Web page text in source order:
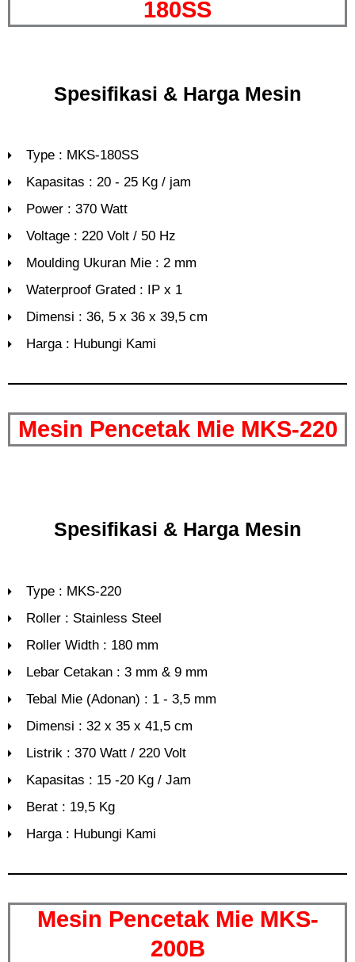
180SS
Spesifikasi & Harga Mesin
Type : MKS-180SS
Kapasitas : 20 - 25 Kg / jam
Power : 370 Watt
Voltage : 220 Volt / 50 Hz
Moulding Ukuran Mie : 2 mm
Waterproof Grated : IP x 1
Dimensi : 36, 5 x 36 x 39,5 cm
Harga : Hubungi Kami
Mesin Pencetak Mie MKS-220
Spesifikasi & Harga Mesin
Type : MKS-220
Roller : Stainless Steel
Roller Width : 180 mm
Lebar Cetakan : 3 mm & 9 mm
Tebal Mie (Adonan) : 1 - 3,5 mm
Dimensi : 32 x 35 x 41,5 cm
Listrik : 370 Watt / 220 Volt
Kapasitas : 15 -20 Kg / Jam
Berat : 19,5 Kg
Harga : Hubungi Kami
Mesin Pencetak Mie MKS-
200B